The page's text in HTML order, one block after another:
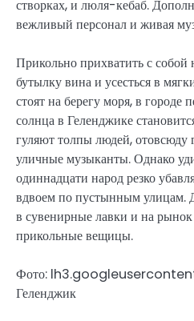
створках, и люля-кебаб.
вежливый персонал и живая
Прикольно прихватить с
бутылку вина и усесться в
стоят на берегу моря, в
солнца в Геленджике
гуляют толпы людей, отовсюду
уличные музыканты. Однако
одиннадцати народ резко
вдвоем по пустынным улицам.
в сувенирные лавки и на
прикольные вещицы.
Фото:
Геленджик